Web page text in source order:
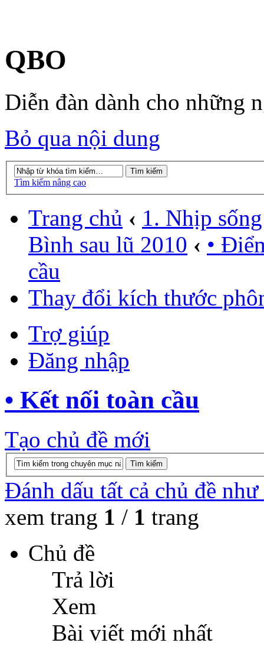
QBO
Diễn đàn dành cho những
Bỏ qua nội dung
Tìm kiếm nâng cao
Trang chủ ‹ 1. Nhịp
Bình sau lũ 2010 ‹ •
cầu
Thay đổi kích thước
Trợ giúp
Đăng nhập
• Kết nối toàn cầu
Tạo chủ đề mới
Đánh dấu tất cả chủ đề
xem trang 1 / 1 trang
Chủ đề
Trả lời
Xem
Bài viết mới nhất